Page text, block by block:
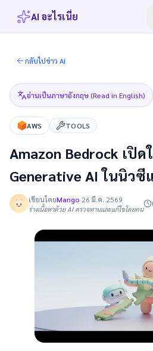
AI อะไรเนี่ย
กลับไปข่าว AI
อ่านเป็นภาษาอังกฤษ (Read in English)
AWS TOOLS
Amazon Bedrock เปิด
Generative AI ในนิว
เขียนโดยMango·26 มี.ค. 2569
ร่างเนื้อหาด้วย AI ตรวจทานและแก้ไขโดยคน